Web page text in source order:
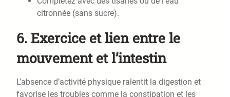
citronnée (sans sucre).
6. Exercice et lien entre le
mouvement et l’intestin
L’absence d’activité physique ralentit la digestion et
favorise les troubles comme la constipation et les